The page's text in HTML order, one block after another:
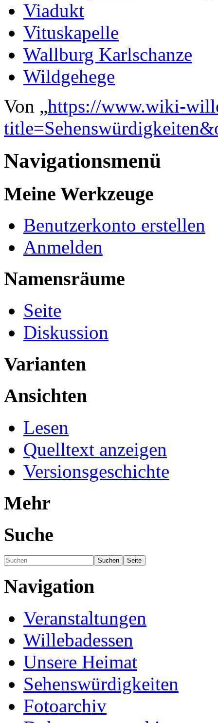
Viadukt
Vituskapelle
Wallburg Karlschanze
Wildgehege
Von „https://www.wiki-
Navigationsmenü
Meine Werkzeuge
Benutzerkonto erstellen
Anmelden
Namensräume
Seite
Diskussion
Varianten
Ansichten
Lesen
Quelltext anzeigen
Versionsgeschichte
Mehr
Suche
Navigation
Veranstaltungen
Willebadessen
Unsere Heimat
Sehenswürdigkeiten
Fotoarchiv